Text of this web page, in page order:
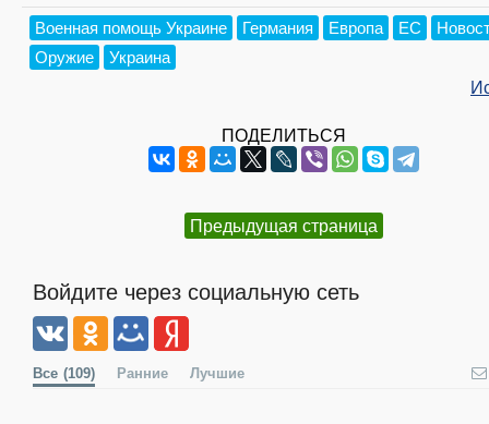
Военная помощь Украине Германия Европа ЕС
Оружие
Украина
ПОДЕЛИТЬСЯ
Предыдущая страница
Войдите через социальную сеть
Все (109) Ранние Лучшие